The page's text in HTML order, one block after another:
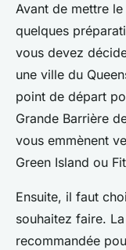
Avant de mettre
quelques
vous devez
une ville du
point de départ
Grande Barrière
vous emmènent
Green Island ou
Ensuite, il faut
souhaitez faire.
recommandée